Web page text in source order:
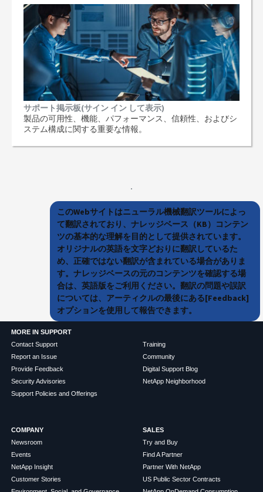
サポート掲示板(サイン イン して表示)
製品の可用性、機能、パフォーマンス、信頼性、およびシ
ステム構成に関する重要な情報。
このWebサイトはニューラル機械翻訳ツールによっ
て翻訳されており、ナレッジベース（KB）コンテン
ツの基本的な理解を目的として提供されています。
オリジナルの英語を文字どおりに翻訳しているた
め、正確ではない翻訳が含まれている場合がありま
す。ナレッジベースの元のコンテンツを確認する場
合は、英語版をご利用ください。翻訳の問題や誤訳
については、アーティクルの最後にある[Feedback]
オプションを使用して報告できます。
MORE IN SUPPORT
Contact Support
Report an Issue
Provide Feedback
Security Advisories
Support Policies and Offerings
Training
Community
Digital Support Blog
NetApp Neighborhood
COMPANY
Newsroom
Events
NetApp Insight
Customer Stories
SALES
Try and Buy
Find A Partner
Partner With NetApp
US Public Sector Contracts